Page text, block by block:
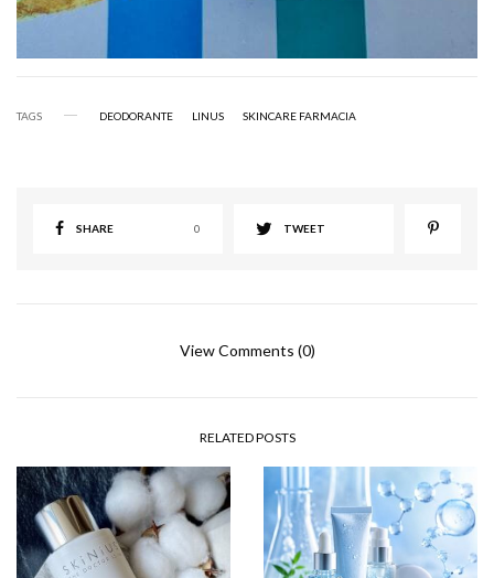
TAGS DEODORANTE LINUS SKINCARE FARMACIA
SHARE 0 TWEET
View Comments (0)
RELATED POSTS